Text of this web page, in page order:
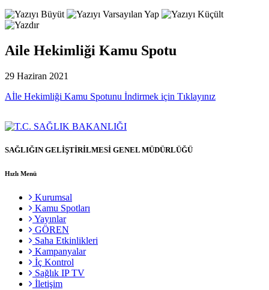
Aile Hekimliği Kamu Spotu
29 Haziran 2021
Aİle Hekimliği Kamu Spotunu İndirmek için Tıklayınız
SAĞLIĞIN GELİŞTİRİLMESİ GENEL MÜDÜRLÜĞÜ
Hızlı Menü
Kurumsal
Kamu Spotları
Yayınlar
GÖREN
Saha Etkinlikleri
Kampanyalar
İç Kontrol
Sağlık IP TV
İletişim